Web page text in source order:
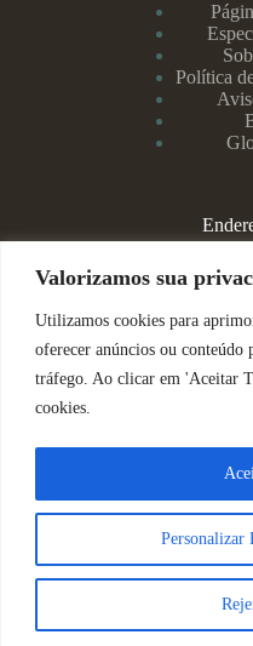
Valorizamos sua
Utilizamos cookies para
oferecer anúncios ou conteúdo
tráfego. Ao clicar em 'Aceitar
cookies.
Personalizar
Aceitar
Política
Rua Rei Alberto, 108 / 705
(32) 99829-3800
Direitos Reservados
Sobre